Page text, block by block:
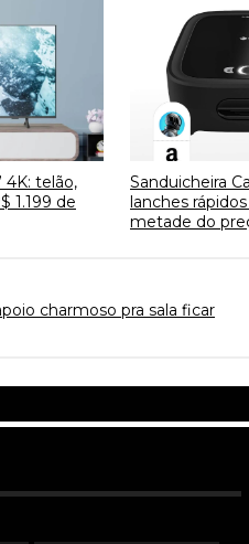
4K: telão,
1.199 de
Sanduicheira
lanches
metade do
charmoso pra sala ficar